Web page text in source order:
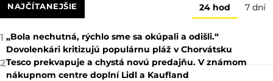
NAJČÍTANEJŠIE 24 hod 7 dní
1 „Bola nechutná, rýchlo sme sa okúpali a odišli.“
Dovolenkári kritizujú populárnu pláž v Chorvátsku
2Tesco prekvapuje a chystá novú predajňu. V známom
nákupnom centre doplní Lidl a Kaufland